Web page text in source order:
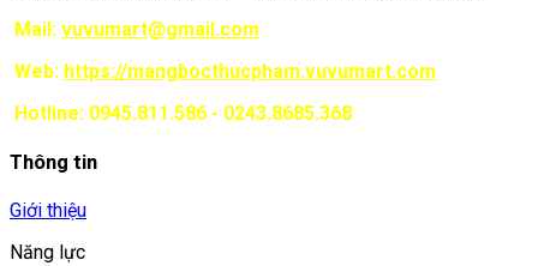
Mail: vuvumart@gmail.com
Web: https://mangbocthucpham.vuvumart.com
Hotline: 0945.811.586 - 0243.8685.368
Thông tin
Giới thiệu
Năng lực